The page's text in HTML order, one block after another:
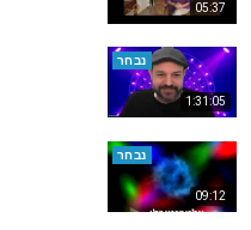
05:37
1:31:05
נבחר
09:12
נבחר